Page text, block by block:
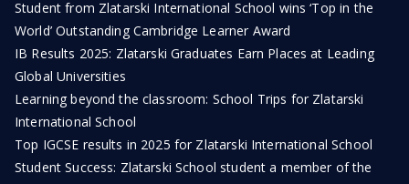
Student from Zlatarski International School wins ‘Top in the
World’ Outstanding Cambridge Learner Award
IB Results 2025: Zlatarski Graduates Earn Places at Leading
Global Universities
Learning beyond the classroom: School Trips for Zlatarski
International School
Top IGCSE results in 2025 for Zlatarski International School
Student Success: Zlatarski School student a member of the